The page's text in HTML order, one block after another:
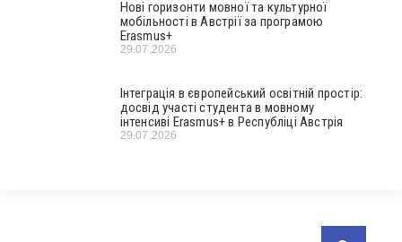
Нові горизонти мовної та культурної
мобільності в Австрії за програмою
Erasmus+
29.07.2026
Інтеграція в європейський освітній простір:
досвід участі студента в мовному
інтенсиві Erasmus+ в Республіці Австрія
29.07.2026